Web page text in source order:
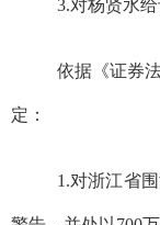
3.对杨贤水
依据《证券
定：
1.对浙江省